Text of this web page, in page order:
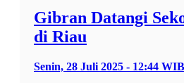
Gibran Datangi
di Riau
Senin, 28 Juli 2025 - 12:44 WIB